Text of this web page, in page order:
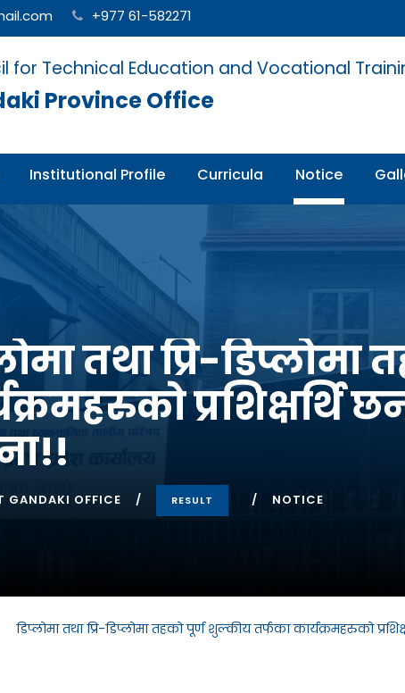
+977 61-582271
for Technical Education and Vocational
Province Office
Institutional Profile Curricula Notice
तथा प्रि-
प्रशिक्षर्थि
GANDAKI OFFICE RESULT NOTICE
डिप्लोमा तथा प्रि-डिप्लोमा तहको पूर्ण शुल्कीय तर्फका कार्यक्रमहरुको